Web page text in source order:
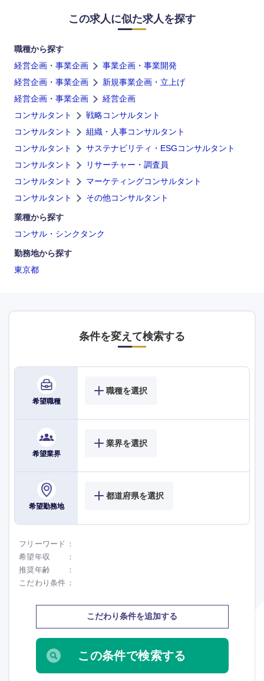
この求人に似た求人を探す
職種から探す
経営企画・事業企画
事業企画・事業開発
経営企画・事業企画
新規事業企画・立上げ
経営企画・事業企画
経営企画
コンサルタント
戦略コンサルタント
コンサルタント
組織・人事コンサルタント
コンサルタント
サステナビリティ・ESGコンサルタント
コンサルタント
リサーチャー・調査員
コンサルタント
マーケティングコンサルタント
コンサルタント
その他コンサルタント
業種から探す
コンサル・シンクタンク
勤務地から探す
東京都
条件を変えて検索する
希望職種
職種を選択
希望業界
業界を選択
希望勤務地
都道府県を選択
フリーワード
希望年収
推奨年齢
こだわり条件
こだわり条件を追加する
選択する
選択する
選択する
海外
選択する